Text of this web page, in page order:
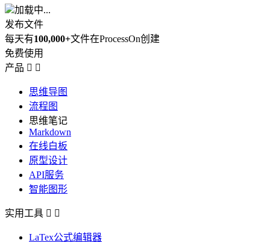
加载中...
发布文件
每天有100,000+文件在ProcessOn创建
免费使用
产品  
思维导图
流程图
思维笔记
Markdown
在线白板
原型设计
API服务
智能图形
实用工具  
LaTex公式编辑器